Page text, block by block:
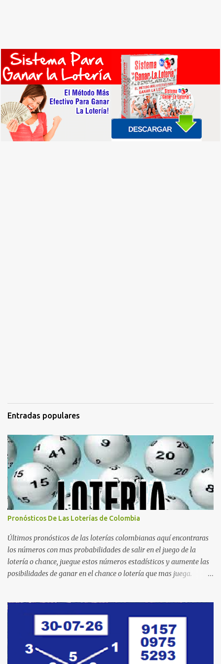
Entradas populares
Pronósticos De Las Loterías de Colombia
Últimos pronósticos de las loterías colombianas aquí encontraras
los números con mas probabilidades de salir en el juego de la
lotería o chance, juegue estos números estadísticos y aumente las
posibilidades de ganar en el chance o lotería que mas juega.
Manizales Valle Bogotá Quindio Medellin Santander Risaralda
Boyacá Cundinamarca Tolima Caribeña Dia Caribeña Noche
Sinuano Dia Sinuano Noche Paisita Dia Paisita Noche Culona
Baloto Baloto Revancha Astro Luna Astro Sol Motilon Tarde
Motilon Noche Cauca Meta Cafeterito Tarde Cafeterito Noche